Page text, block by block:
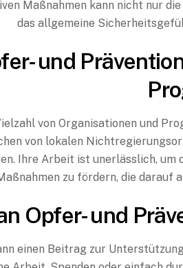
Maßnahmen kann nicht nur
das allgemeine
und
von Organisationen und
von lokalen
Ihre Arbeit ist unerlässlich, um
zu fördern, die darauf
Opfer- und
einen Beitrag zur